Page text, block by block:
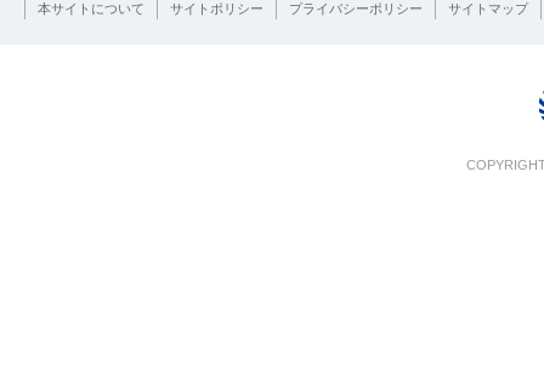
本サイトについて サイトポリシー プライバシーポリシー サイトマップ